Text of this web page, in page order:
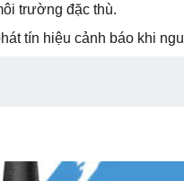
trường đặc thù.
tín hiệu cảnh báo khi